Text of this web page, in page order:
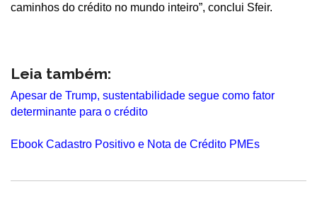
caminhos do crédito no mundo inteiro”, conclui Sfeir.
Leia também:
Apesar de Trump, sustentabilidade segue como fator
determinante para o crédito
Ebook Cadastro Positivo e Nota de Crédito PMEs